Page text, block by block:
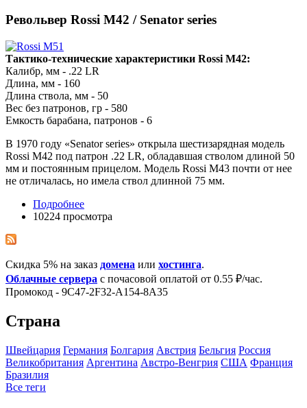
Револьвер Rossi M42 / Senator series
Тактико-технические характеристики Rossi M42:
Калибр, мм - .22 LR
Длина, мм - 160
Длина ствола, мм - 50
Вес без патронов, гр - 580
Емкость барабана, патронов - 6
В 1970 году «Senator series» открыла шестизарядная модель
Rossi M42 под патрон .22 LR, обладавшая стволом длиной 50
мм и постоянным прицелом. Модель Rossi M43 почти от нее
не отличалась, но имела ствол длинной 75 мм.
Подробнее
10224 просмотра
Скидка 5% на заказ домена или хостинга.
Облачные сервера с почасовой оплатой от 0.55 ₽/час.
Промокод - 9C47-2F32-A154-8A35
Страна
Швейцария Германия Болгария Австрия Бельгия Росcия
Великобритания Аргентина Австро-Венгрия США Франция
Бразилия
Все теги